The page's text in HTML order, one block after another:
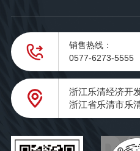
销售热线：
0577-6273-5555
浙江乐清经济开
浙江省乐清市乐